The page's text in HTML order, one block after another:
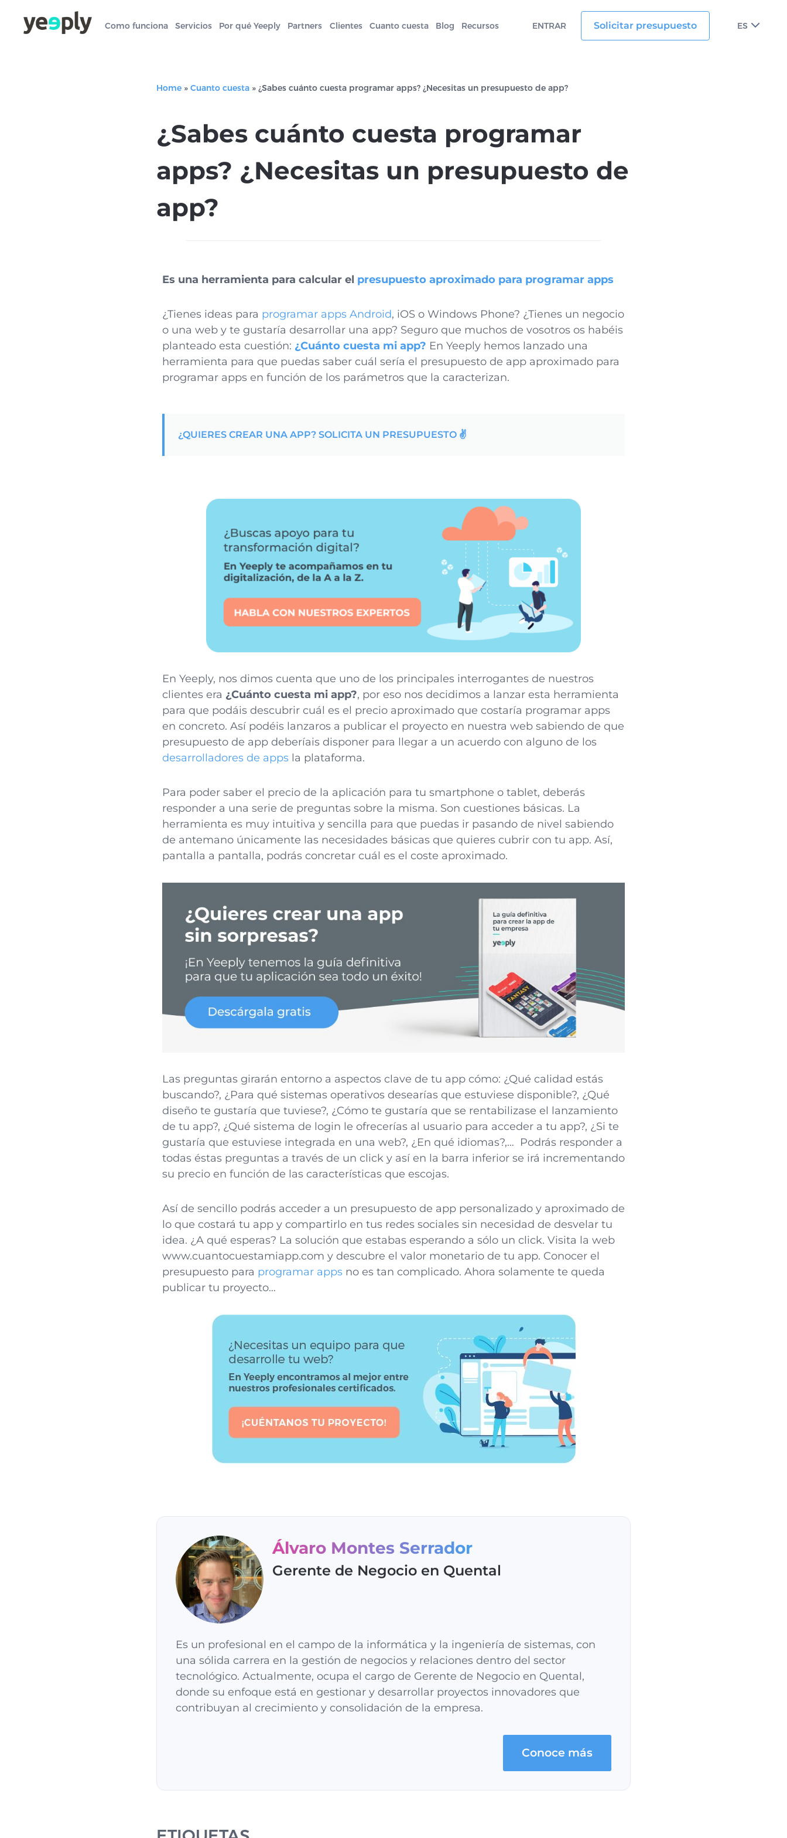
Como funciona Servicios Por qué Yeeply Partners Clientes Cuanto cuesta Blog Recursos ENTRAR Solicitar presupuesto ES
Home » Cuanto cuesta » ¿Sabes cuánto cuesta programar apps? ¿Necesitas un presupuesto de app?
¿Sabes cuánto cuesta programar
apps? ¿Necesitas un presupuesto de
app?
Es una herramienta para calcular el presupuesto aproximado para programar apps
¿Tienes ideas para programar apps Android, iOS o Windows Phone? ¿Tienes un negocio
o una web y te gustaría desarrollar una app? Seguro que muchos de vosotros os habéis
planteado esta cuestión: ¿Cuánto cuesta mi app? En Yeeply hemos lanzado una
herramienta para que puedas saber cuál sería el presupuesto de app aproximado para
programar apps en función de los parámetros que la caracterizan.
¿QUIERES CREAR UNA APP? SOLICITA UN PRESUPUESTO ✌️
En Yeeply, nos dimos cuenta que uno de los principales interrogantes de nuestros
clientes era ¿Cuánto cuesta mi app?, por eso nos decidimos a lanzar esta herramienta
para que podáis descubrir cuál es el precio aproximado que costaría programar apps
en concreto. Así podéis lanzaros a publicar el proyecto en nuestra web sabiendo de que
presupuesto de app deberíais disponer para llegar a un acuerdo con alguno de los
desarrolladores de apps la plataforma.
Para poder saber el precio de la aplicación para tu smartphone o tablet, deberás
responder a una serie de preguntas sobre la misma. Son cuestiones básicas. La
herramienta es muy intuitiva y sencilla para que puedas ir pasando de nivel sabiendo
de antemano únicamente las necesidades básicas que quieres cubrir con tu app. Así,
pantalla a pantalla, podrás concretar cuál es el coste aproximado.
Las preguntas girarán entorno a aspectos clave de tu app cómo: ¿Qué calidad estás
buscando?, ¿Para qué sistemas operativos desearías que estuviese disponible?, ¿Qué
diseño te gustaría que tuviese?, ¿Cómo te gustaría que se rentabilizase el lanzamiento
de tu app?, ¿Qué sistema de login le ofrecerías al usuario para acceder a tu app?, ¿Si te
gustaría que estuviese integrada en una web?, ¿En qué idiomas?,… Podrás responder a
todas éstas preguntas a través de un click y así en la barra inferior se irá incrementando
su precio en función de las características que escojas.
Así de sencillo podrás acceder a un presupuesto de app personalizado y aproximado de
lo que costará tu app y compartirlo en tus redes sociales sin necesidad de desvelar tu
idea. ¿A qué esperas? La solución que estabas esperando a sólo un click. Visita la web
www.cuantocuestamiapp.com y descubre el valor monetario de tu app. Conocer el
presupuesto para programar apps no es tan complicado. Ahora solamente te queda
publicar tu proyecto…
Álvaro Montes Serrador
Gerente de Negocio en Quental
Es un profesional en el campo de la informática y la ingeniería de sistemas, con
una sólida carrera en la gestión de negocios y relaciones dentro del sector
tecnológico. Actualmente, ocupa el cargo de Gerente de Negocio en Quental,
donde su enfoque está en gestionar y desarrollar proyectos innovadores que
contribuyan al crecimiento y consolidación de la empresa.
Conoce más